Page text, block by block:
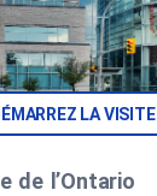
LA VISITE
de l’Ontario